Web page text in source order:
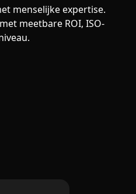
menselijke expertise.
meetbare ROI, ISO-